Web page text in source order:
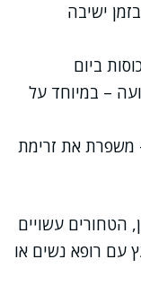
ישיבה
– במיוחד על
משפרת את זרימת
הטחורים עשויים
עם רופא נשים או